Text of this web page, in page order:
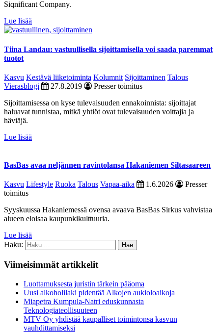
Siqnificant Company.
Lue lisää
Tiina Landau: vastuullisella sijoittamisella voi saada paremmat
tuotot
Kasvu Kestävä liiketoiminta Kolumnit Sijoittaminen Talous
Vierasblogi
27.8.2019
Presser toimitus
Sijoittamisessa on kyse tulevaisuuden ennakoinnista: sijoittajat
haluavat tunnistaa, mitkä yhtiöt ovat tulevaisuuden voittajia ja
häviäjä.
Lue lisää
BasBas avaa neljännen ravintolansa Hakaniemen Siltasaareen
Kasvu Lifestyle Ruoka Talous Vapaa-aika 1.6.2026
Presser
toimitus
Syyskuussa Hakaniemessä ovensa avaava BasBas Sirkus vahvistaa
alueen eloisaa kaupunkikulttuuria.
Lue lisää
Haku:
Viimeisimmät artikkelit
Luottamuksesta juristin tärkein pääoma
Uusi alkoholilaki pidentää Alkojen aukioloaikoja
Miapetra Kumpula-Natri eduskunnasta
Teknologiateollisuuteen
MTV Oy yhdistää kaupalliset toimintonsa kasvun
vauhdittamiseksi